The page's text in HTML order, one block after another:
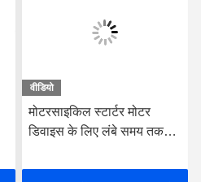
वीडियो
मोटरसाइकिल स्टार्टर मोटर
डिवाइस के लिए लंबे समय तक
फेराइट 340 मिमी × 255 मिमी ×